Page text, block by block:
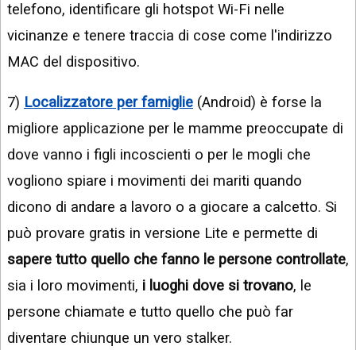
telefono, identificare gli hotspot Wi-Fi nelle
vicinanze e tenere traccia di cose come l'indirizzo
MAC del dispositivo.
7) Localizzatore per famiglie (Android) è forse la
migliore applicazione per le mamme preoccupate di
dove vanno i figli incoscienti o per le mogli che
vogliono spiare i movimenti dei mariti quando
dicono di andare a lavoro o a giocare a calcetto. Si
può provare gratis in versione Lite e permette di
sapere tutto quello che fanno le persone controllate,
sia i loro movimenti, i luoghi dove si trovano, le
persone chiamate e tutto quello che può far
diventare chiunque un vero stalker.